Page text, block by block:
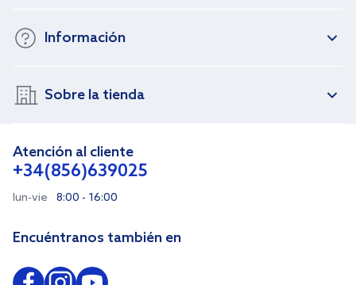
Información
Sobre la tienda
Atención al cliente
+34(856)639025
lun-vie 8:00 - 16:00
Encuéntranos también en